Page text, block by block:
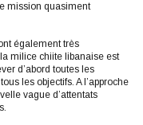
mission quasiment
également très
milice chiite libanaise est
d’abord toutes les
les objectifs. A l’approche
vague d’attentats